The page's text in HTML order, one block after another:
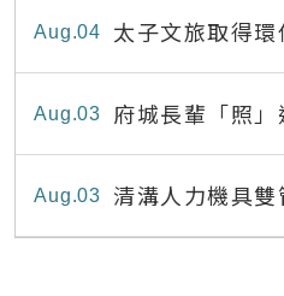
04
Aug
太子文旅取得
宿達22家
03
Aug
府城長輩「照」過來 繳照換
最高補助8,000
03
Aug
清溝人力機具
清疏效能